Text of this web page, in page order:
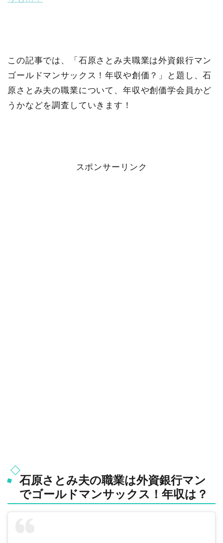
この記事では、「石原さとみ夫職業は外資銀行マン
ゴールドマンサックス！年収や創価？」と題し、石
原さとみ夫の職業について、年収や創価学会員かど
うかなどを調査していきます！
スポンサーリンク
石原さとみ夫の職業は外資銀行マン
でゴールドマンサックス！年収は？